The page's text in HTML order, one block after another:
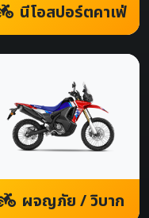
นีโอสปอร์ตคาเฟ่
ผจญภัย / วิบาก